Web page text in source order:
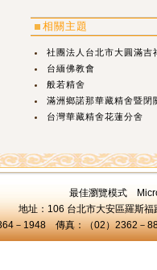
相關主題
社團法人台北市大圓滿吉
台緬佛教會
般若精舍
滿洲鄉諾那華藏精舍暨閉
台灣華藏精舍花蓮分舍
最佳瀏覽模式
地址：106 台北市大安區羅斯
－1948 傳真：（02）2362－